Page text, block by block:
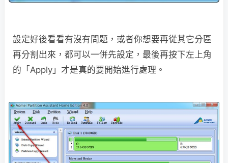
設定好後看看有沒有問題，或者你想要再從其它分區
再分割出來，都可以一併先設定，最後再按下左上角
的「Apply」才是真的要開始進行處理。